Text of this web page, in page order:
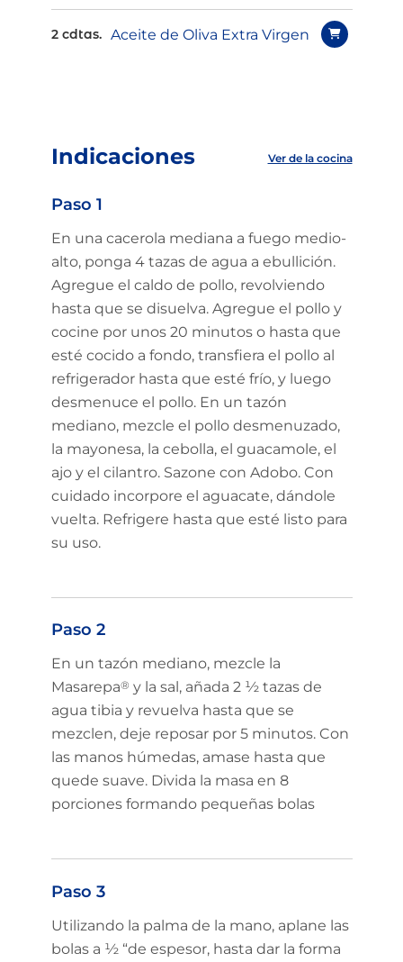
2 cdtas. Aceite de Oliva Extra Virgen
Indicaciones Ver de la cocina
Paso 1
En una cacerola mediana a fuego medio-
alto, ponga 4 tazas de agua a ebullición.
Agregue el caldo de pollo, revolviendo
hasta que se disuelva. Agregue el pollo y
cocine por unos 20 minutos o hasta que
esté cocido a fondo, transfiera el pollo al
refrigerador hasta que esté frío, y luego
desmenuce el pollo. En un tazón
mediano, mezcle el pollo desmenuzado,
la mayonesa, la cebolla, el guacamole, el
ajo y el cilantro. Sazone con Adobo. Con
cuidado incorpore el aguacate, dándole
vuelta. Refrigere hasta que esté listo para
su uso.
Paso 2
En un tazón mediano, mezcle la
Masarepa® y la sal, añada 2 ½ tazas de
agua tibia y revuelva hasta que se
mezclen, deje reposar por 5 minutos. Con
las manos húmedas, amase hasta que
quede suave. Divida la masa en 8
porciones formando pequeñas bolas
Paso 3
Utilizando la palma de la mano, aplane las
bolas a ½ “de espesor, hasta dar la forma